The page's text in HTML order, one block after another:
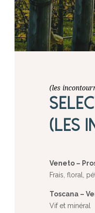
(les
(LES
Veneto –
Frais, floral,
Toscana –
Vif et minéral